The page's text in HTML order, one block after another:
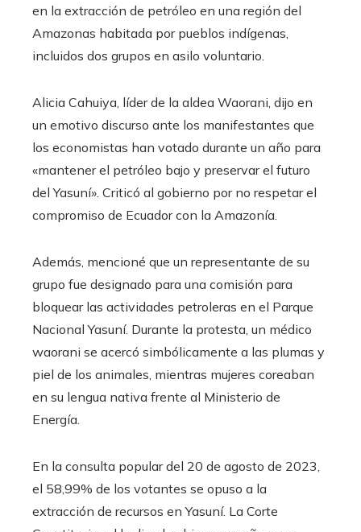
en la extracción de petróleo en una región del
Amazonas habitada por pueblos indígenas,
incluidos dos grupos en asilo voluntario.
Alicia Cahuiya, líder de la aldea Waorani, dijo en
un emotivo discurso ante los manifestantes que
los economistas han votado durante un año para
«mantener el petróleo bajo y preservar el futuro
del Yasuní». Criticó al gobierno por no respetar el
compromiso de Ecuador con la Amazonía.
Además, mencioné que un representante de su
grupo fue designado para una comisión para
bloquear las actividades petroleras en el Parque
Nacional Yasuní. Durante la protesta, un médico
waorani se acercó simbólicamente a las plumas y
piel de los animales, mientras mujeres coreaban
en su lengua nativa frente al Ministerio de
Energía.
En la consulta popular del 20 de agosto de 2023,
el 58,99% de los votantes se opuso a la
extracción de recursos en Yasuní. La Corte